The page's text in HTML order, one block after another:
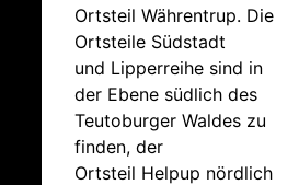
Ortsteil Währentrup. Die
Ortsteile Südstadt
und Lipperreihe sind in
der Ebene südlich des
Teutoburger Waldes zu
finden, der
Ortsteil Helpup nördlich